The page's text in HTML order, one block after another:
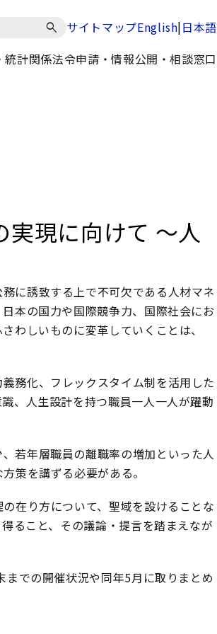
サイトマップEnglish|日本語
統計関係法令申請・情報公開・相談窓口
現に向けて ～人
に誘致する上で不可欠である人材マネ
本の国力や国際競争力、国際社会にお
わしいものに変革していくことは、
務化、フレックスタイム制を活用した
、人生設計を持つ職員一人一人が躍動
若年層職員の離職率の増加といった人
策を講ずる必要がある。
在り方について、聖域を設けることな
ること、その議論・提言を踏まえなが
での開催状況や同年5月に取りまとめ